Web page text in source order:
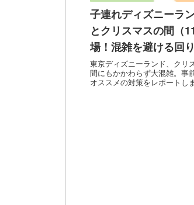
子連れディズニーラ
とクリスマスの間（
場！混雑を避ける回
東京ディズニーランド、クリ
間にもかかわらず大混雑。事
オススメの対策をレポートしま